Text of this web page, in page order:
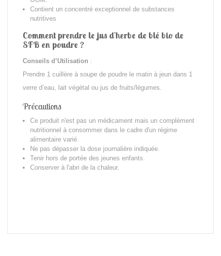
Contient un concentré exceptionnel de substances
nutritives
Comment prendre le jus d'herbe de blé bio de
SFB en poudre ?
Conseils d’Utilisation :
Prendre 1 cuillère à soupe de poudre le matin à jeun dans 1
verre d’eau, lait végétal ou jus de fruits/légumes.
Précautions
Ce produit n'est pas un médicament mais un complément
nutritionnel à consommer dans le cadre d'un régime
alimentaire varié.
Ne pas dépasser la dose journalière indiquée.
Tenir hors de portée des jeunes enfants.
Conserver à l'abri de la chaleur.